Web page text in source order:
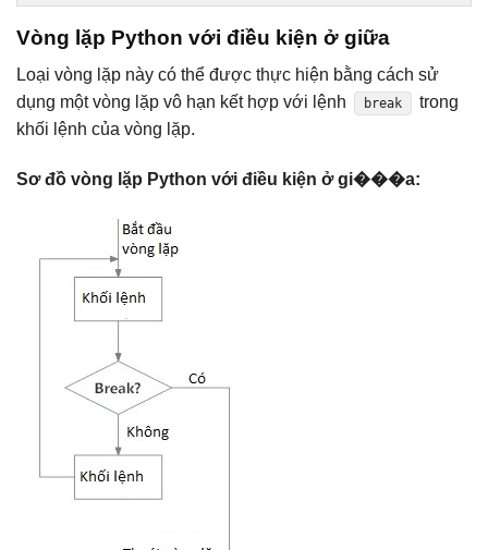
Vòng lặp Python với điều kiện ở giữa
Loại vòng lặp này có thể được thực hiện bằng cách sử
dụng một vòng lặp vô hạn kết hợp với lệnh
break
trong
khối lệnh của vòng lặp.
Sơ đồ vòng lặp Python với điều kiện ở gi���a: